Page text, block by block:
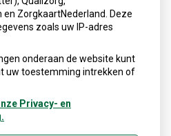
de rekening?
wanneer u
de zorgnota die u van uw
Dat geldt ook voor vragen
de farmaceutische zorg. U
uw zorgverzekeraar op uw
ZorgkaartNederland. Deze
zoals uw IP-adres
onderaan de website kunt
uw toestemming intrekken of
Privacy- en